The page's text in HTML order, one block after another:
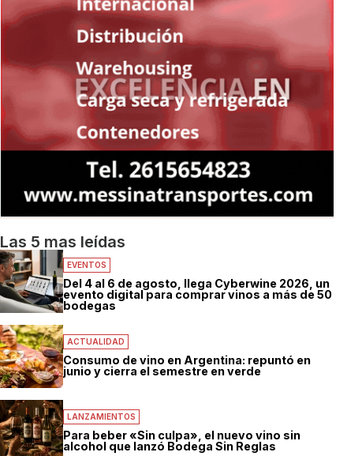
Las 5 mas leídas
EVENTOS
Del 4 al 6 de agosto, llega Cyberwine 2026, un
evento digital para comprar vinos a más de 50
bodegas
ACTUALIDAD
Consumo de vino en Argentina: repuntó en
junio y cierra el semestre en verde
LANZAMIENTOS
Para beber «Sin culpa», el nuevo vino sin
alcohol que lanzó Bodega Sin Reglas